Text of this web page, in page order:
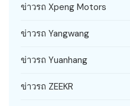
ข่าวรถ Xpeng Motors
ข่าวรถ Yangwang
ข่าวรถ Yuanhang
ข่าวรถ ZEEKR